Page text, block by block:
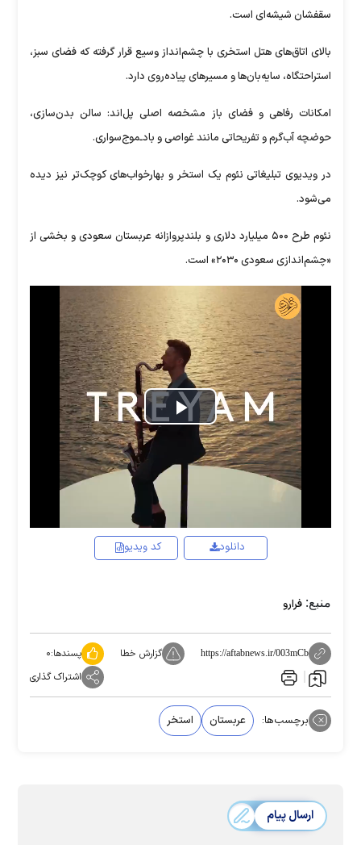
سقفشان شیشه‌ای است.
بالای اتاق‌های هتل استخری با چشم‌انداز وسیع قرار گرفته که فضای سبز،
استراحتگاه، سایه‌بان‌ها و مسیرهای پیاده‌روی دارد.
امکانات رفاهی و فضای باز مشخصه اصلی پل‌اند: سالن بدن‌سازی،
حوضچه آب‌گرم و تفریحاتی مانند غواصی و بادـموج‌سواری.
در ویدیوی تبلیغاتی نئوم یک استخر و بهارخواب‌های کوچک‌تر نیز دیده
می‌شود.
نئوم طرح ۵۰۰ میلیارد دلاری و بلندپروازانه عربستان سعودی و بخشی از
«چشم‌اندازی سعودی ۲۰۳۰» است.
Play
Video
کد ویدیو دانلود
منبع: فرارو
https://aftabnews.ir/003mCb گزارش خطا پسندها:۰
اشتراک گذاری
برچسب‌ها: عربستان استخر
ارسال پیام